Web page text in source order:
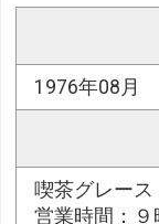
1976年08月
喫茶グレース
営業時間：